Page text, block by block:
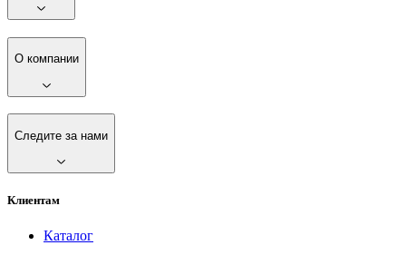
О компании
Следите за нами
Клиентам
Каталог